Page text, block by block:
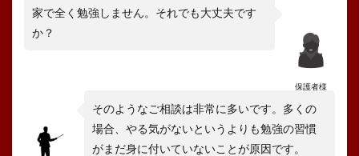
保護者様
家で全く勉強しません。それでも大丈夫です
か？
そのようなご相談は非常に多いです。多くの
場合、やる気がないというよりも勉強の習慣
がまだ身に付いていないことが原因です。